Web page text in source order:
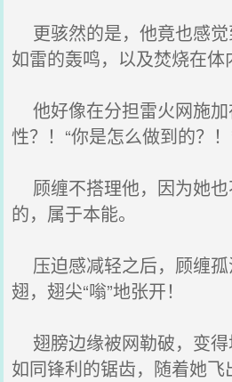
更骇然的是，他竟也感觉
如雷的轰鸣，以及焚烧在
他好像在分担雷火网施加
性？！“你是怎么做到的？！
顾缠不搭理他，因为她
的，属于本能。
压迫感减轻之后，顾缠
翅，翅尖“嗡”地张开！
翅膀边缘被网勒破，变
如同锋利的锯齿，随着她飞